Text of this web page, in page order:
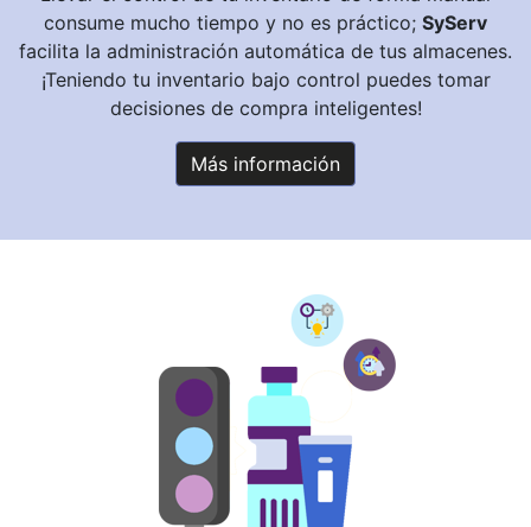
consume mucho tiempo y no es práctico; SyServ
facilita la administración automática de tus almacenes.
¡Teniendo tu inventario bajo control puedes tomar
decisiones de compra inteligentes!
Más información